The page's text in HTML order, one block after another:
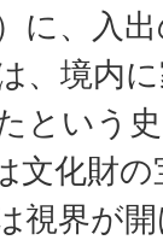
に、入
、境内
という
文化財
視界が